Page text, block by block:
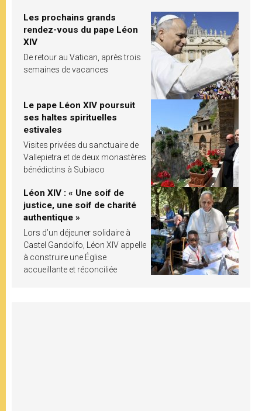
Les prochains grands
rendez-vous du pape Léon
XIV
De retour au Vatican, après trois
semaines de vacances
Le pape Léon XIV poursuit
ses haltes spirituelles
estivales
Visites privées du sanctuaire de
Vallepietra et de deux monastères
bénédictins à Subiaco
Léon XIV : « Une soif de
justice, une soif de charité
authentique »
Lors d’un déjeuner solidaire à
Castel Gandolfo, Léon XIV appelle
à construire une Église
accueillante et réconciliée